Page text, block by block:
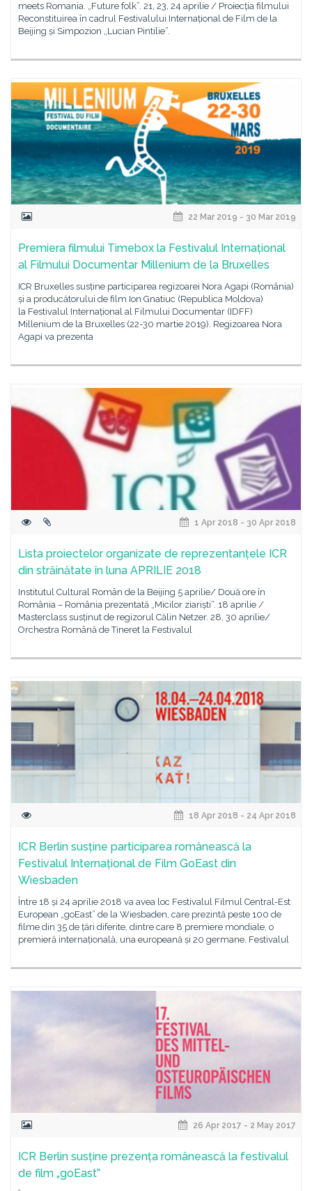
meets Romania. „Future folk”. 21, 23, 24 aprilie / Proiecția filmului
Reconstituirea în cadrul Festivalului Internațional de Film de la
Beijing și Simpozion „Lucian Pintilie”.
22 Mar 2019 - 30 Mar 2019
Premiera filmului Timebox la Festivalul Internațional
al Filmului Documentar Millenium de la Bruxelles
ICR Bruxelles susține participarea regizoarei Nora Agapi (România)
și a producătorului de film Ion Gnatiuc (Republica Moldova)
la Festivalul Internațional al Filmului Documentar (IDFF)
Millenium de la Bruxelles (22-30 martie 2019). Regizoarea Nora
Agapi va prezenta
1 Apr 2018 - 30 Apr 2018
Lista proiectelor organizate de reprezentanțele ICR
din străinătate în luna APRILIE 2018
Institutul Cultural Român de la Beijing 5 aprilie/ Două ore în
România – România prezentată „Micilor ziariști“. 18 aprilie /
Masterclass susținut de regizorul Călin Netzer. 28, 30 aprilie/
Orchestra Română de Tineret la Festivalul
18 Apr 2018 - 24 Apr 2018
ICR Berlin susține participarea românească la
Festivalul Internațional de Film GoEast din
Wiesbaden
Între 18 și 24 aprilie 2018 va avea loc Festivalul Filmul Central-Est
European „goEast” de la Wiesbaden, care prezintă peste 100 de
filme din 35 de țări diferite, dintre care 8 premiere mondiale, o
premieră internațională, una europeană și 20 germane. Festivalul
26 Apr 2017 - 2 May 2017
ICR Berlin susține prezența românească la festivalul
de film „goEast”